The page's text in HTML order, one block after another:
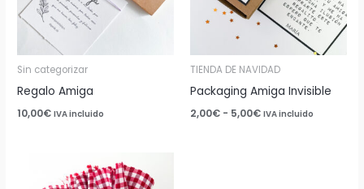
Sin categorizar
Regalo Amiga
10,00€ IVA incluido
TIENDA DE NAVIDAD
Packaging Amiga Invisible
2,00€ - 5,00€ IVA incluido